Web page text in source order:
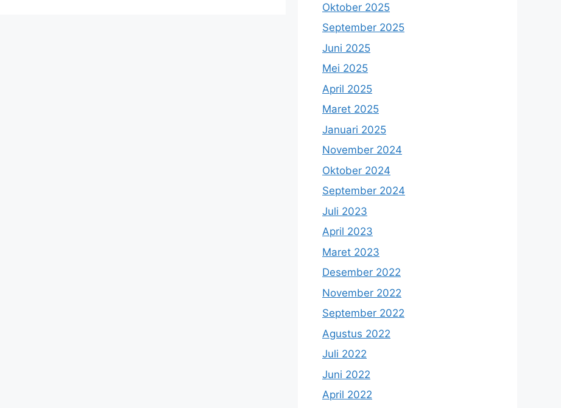
Oktober 2025
September 2025
Juni 2025
Mei 2025
April 2025
Maret 2025
Januari 2025
November 2024
Oktober 2024
September 2024
Juli 2023
April 2023
Maret 2023
Desember 2022
November 2022
September 2022
Agustus 2022
Juli 2022
Juni 2022
April 2022